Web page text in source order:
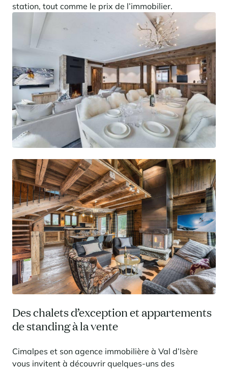
station, tout comme le prix de l’immobilier.
Des chalets d’exception et appartements
de standing à la vente
Cimalpes et son agence immobilière à Val d’Isère
vous invitent à découvrir quelques-uns des